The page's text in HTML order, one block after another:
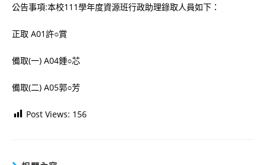
公告事項:本校111學年度資源班行政助理錄取人員如下：
正取 A01許○賞
備取(一) A04鍾○芯
備取(二) A05郭○芳
Post Views: 156